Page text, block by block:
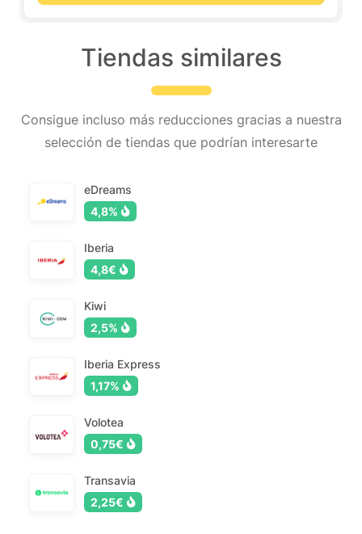
Tiendas similares
Consigue incluso más reducciones gracias a nuestra
selección de tiendas que podrían interesarte
eDreams
4,8%
Iberia
4,8€
Kiwi
2,5%
Iberia Express
1,17%
Volotea
0,75€
Transavia
2,25€